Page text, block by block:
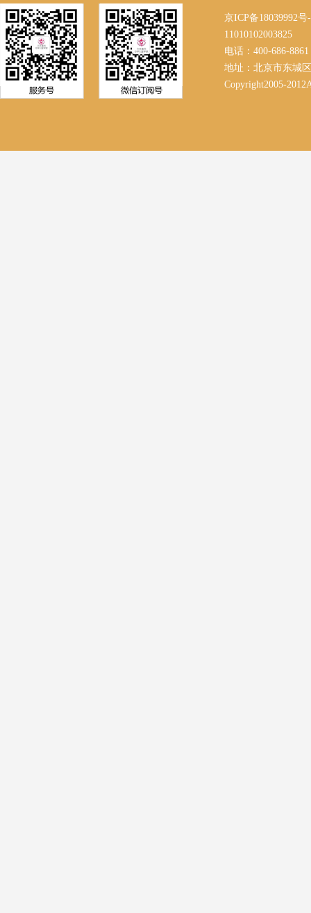
京ICP备18039992
11010102003825
电话：400-686-
地址：北京市东城
Copyright2005-